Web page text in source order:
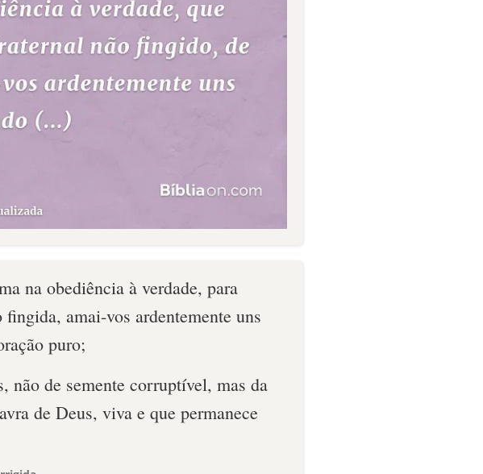
na obediência à verdade, para
amai-vos ardentemente uns
puro;
não de semente corruptível, mas da
de Deus, viva e que permanece